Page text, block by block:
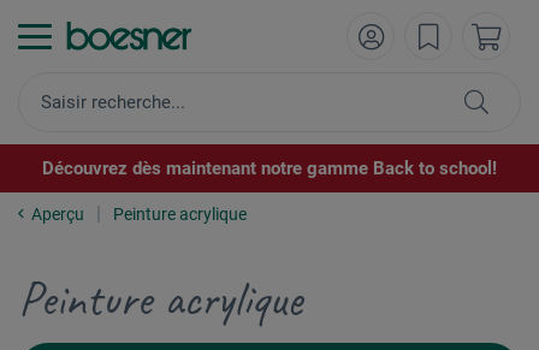
Découvrez dès maintenant notre gamme Back to school!
Aperçu Peinture acrylique
Peinture acrylique